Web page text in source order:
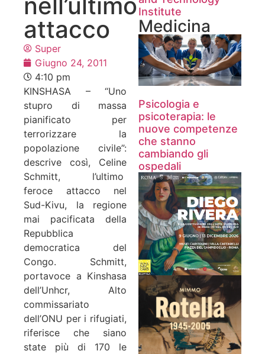
attacco
Super
Giugno 24, 2011
4:10 pm
KINSHASA – “Uno
stupro di massa
pianificato per
terrorizzare la
popolazione civile”:
descrive così, Celine
Schmitt, l’ultimo
feroce attacco nel
Sud-Kivu, la regione
mai pacificata della
Repubblica
democratica del
Congo. Schmitt,
portavoce a Kinshasa
dell’Unhcr, Alto
commissariato
dell’ONU per i rifugiati,
riferisce che siano
state più di 170 le
Institute
Medicina
Psicologia e
psicoterapia: le
nuove competenze
che stanno
cambiando gli
ospedali